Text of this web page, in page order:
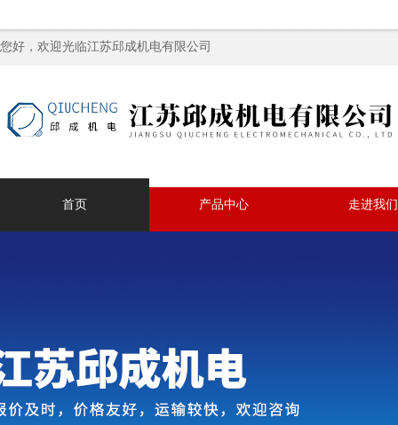
您好，欢迎光临江苏邱成机电有限公司
首页 产品中心 走进我们